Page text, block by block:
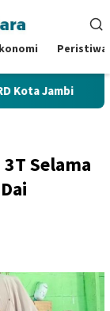
Peristiwa
Jambi
Selama